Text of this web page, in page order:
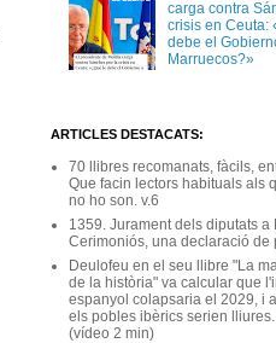
carga contra
crisis en Ceuta:
debe el
Marruecos?»
ARTICLES DESTACATS:
70 llibres recomanats, fàcils,
Que facin lectors habituals als
no ho son. v.6
1359. Jurament dels diputats a
Cerimoniós, una declaració de
Deulofeu en el seu llibre "La
de la història" va calcular que
espanyol colapsaria el 2029, i
els pobles ibèrics serien
(vídeo 2 min)